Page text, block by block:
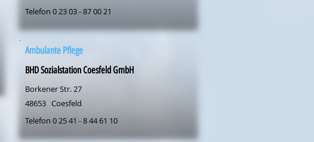
Telefon 0 23 03 - 87 00 21
Ambulante Pflege
BHD Sozialstation Coesfeld GmbH
Borkener Str. 27
48653 Coesfeld
Telefon 0 25 41 - 8 44 61 10